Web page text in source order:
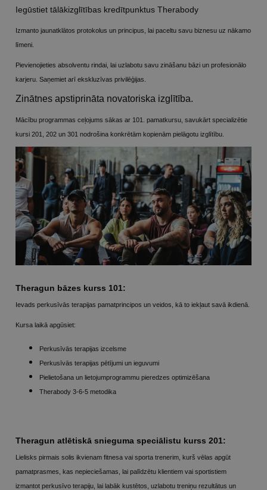
Iegūstiet tālākizglītības kredītpunktus Therabody
Izmanto jaunatklātos protokolus un principus, lai paceltu savu biznesu uz nākamo
līmeni.
Pievienojieties absolventu rindai, lai uzlabotu savu zināšanu bāzi un profesionālo
karjeru. Saņemiet arī ekskluzīvas privilēģijas.
Zinātnes apstiprināta novatoriska izglītība.
Mācību programmas ceļojums sākas ar 101. pamatkursu, savukārt specializētie
kursi 201, 202 un 301 nodrošina konkrētām kopienām pielāgotu izglītību.
Theragun bāzes kurss 101:
Ievads perkusīvās terapijas pamatprincipos un veidos, kā to iekļaut savā ikdienā.
Kursa laikā apgūsiet:
Perkusīvās terapijas izcelsme
Perkusīvās terapijas pētījumi un ieguvumi
Pielietošana un lietojumprogrammu pieredzes optimizēšana
Therabody 3-6-5 metodika
Theragun atlētiskā snieguma speciālistu kurss 201:
Lielisks pirmais solis ikvienam fitnesa vai sporta trenerim, kurš vēlas apgūt
pamatprasmes, kas nepieciešamas, lai palīdzētu klientiem vai sportistiem
izmantot perkusīvo terapiju, lai labāk kustētos, uzlabotu treniņu rezultātus un